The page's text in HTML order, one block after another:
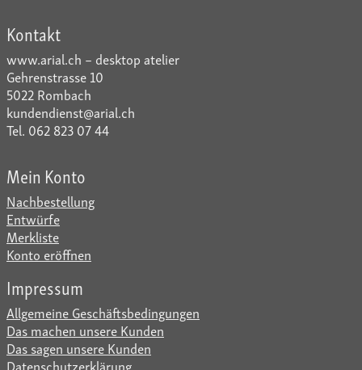
Kontakt
www.arial.ch – desktop atelier
Gehrenstrasse 10
5022 Rombach
kundendienst@arial.ch
Tel. 062 823 07 44
Mein Konto
Nachbestellung
Entwürfe
Merkliste
Konto eröffnen
Impressum
Allgemeine Geschäftsbedingungen
Das machen unsere Kunden
Das sagen unsere Kunden
Datenschutzerklärung